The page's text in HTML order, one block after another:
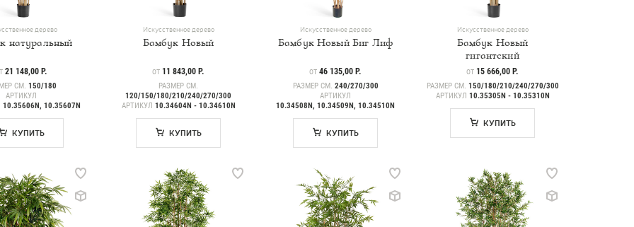
дерево
натуральный
21 148,00 Р.
СМ. 150/180
АРТИКУЛ
10.35606N, 10.35607N
КУПИТЬ
Искусственное дерево
Бамбук Новый
ЦЕНА
ОТ 11 843,00 Р.
РАЗМЕР СМ.
120/150/180/210/240/270/300
АРТИКУЛ 10.34604N - 10.34610N
КУПИТЬ
Искусственное дерево
Бамбук Новый Биг Лиф
ЦЕНА
ОТ 46 135,00 Р.
РАЗМЕР СМ. 240/270/300
АРТИКУЛ
10.34508N, 10.34509N, 10.34510N
КУПИТЬ
Искусственное дерево
Бамбук Новый
гигантский
ЦЕНА
ОТ 15 666,00 Р.
РАЗМЕР СМ. 150/180/210/240/270/300
АРТИКУЛ 10.35305N - 10.35310N
КУПИТЬ